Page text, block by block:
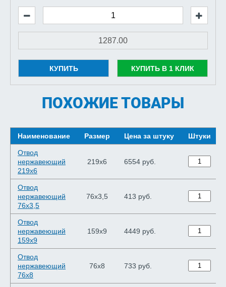
КУПИТЬ КУПИТЬ В 1 КЛИК
ПОХОЖИЕ ТОВАРЫ
Наименование Размер Цена за штуку Штуки
Отвод
нержавеющий
219х6
219х6 6554 руб.
Отвод
нержавеющий
76х3,5
76х3,5 413 руб.
Отвод
нержавеющий
159х9
159х9 4449 руб.
Отвод
нержавеющий
76х8
76х8 733 руб.